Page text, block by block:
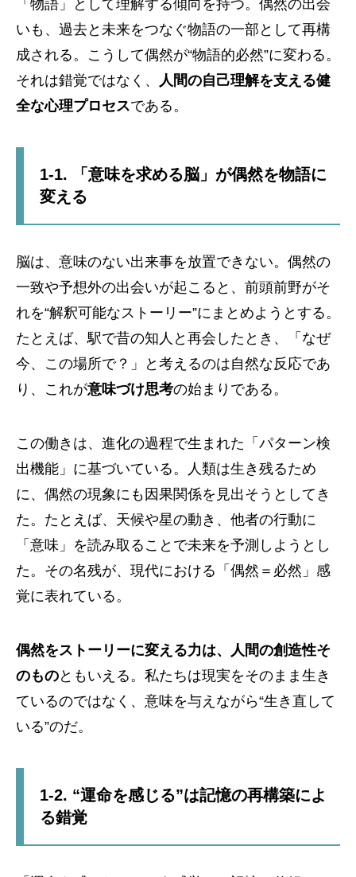
「物語」として理解する傾向を持つ。偶然の出会
いも、過去と未来をつなぐ物語の一部として再構
成される。こうして偶然が“物語的必然”に変わる。
それは錯覚ではなく、
人間の自己理解を支える健
全な心理プロセスである。
1-1. 「意味を求める脳」が偶然を物語に
変える
脳は、意味のない出来事を放置できない。偶然の
一致や予想外の出会いが起こると、前頭前野がそ
れを“解釈可能なストーリー”にまとめようとする。
たとえば、駅で昔の知人と再会したとき、「なぜ
今、この場所で？」と考えるのは自然な反応であ
り、これが意味づけ思考の始まりである。
この働きは、進化の過程で生まれた「パターン検
出機能」に基づいている。人類は生き残るため
に、偶然の現象にも因果関係を見出そうとしてき
た。たとえば、天候や星の動き、他者の行動に
「意味」を読み取ることで未来を予測しようとし
た。その名残が、現代における「偶然＝必然」感
覚に表れている。
偶然をストーリーに変える力は、人間の創造性そ
のものともいえる。私たちは現実をそのまま生き
ているのではなく、意味を与えながら“生き直して
いる”のだ。
1-2. “運命を感じる”は記憶の再構築によ
る錯覚